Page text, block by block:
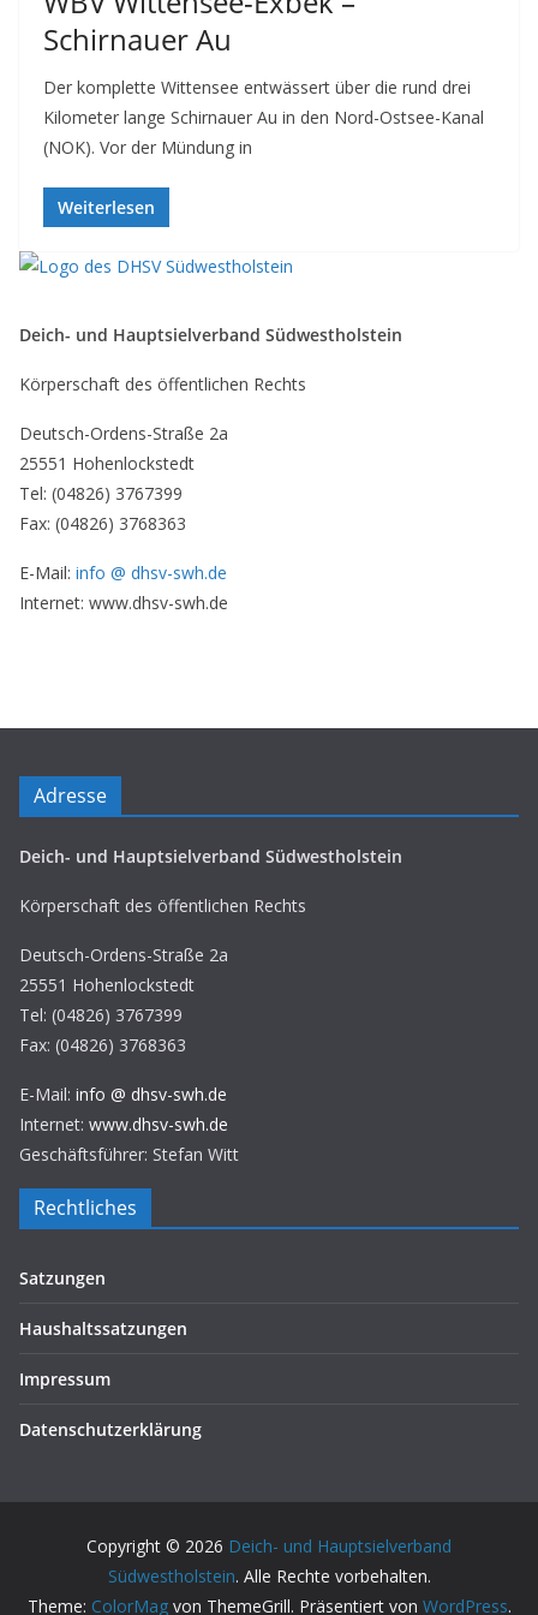
Schirnauer Au
Der komplette Wittensee entwässert über die rund drei
Kilometer lange Schirnauer Au in den Nord-Ostsee-Kanal
(NOK). Vor der Mündung in
Weiterlesen
Deich- und Hauptsielverband Südwestholstein
Körperschaft des öffentlichen Rechts
Deutsch-Ordens-Straße 2a
25551 Hohenlockstedt
Tel: (04826) 3767399
Fax: (04826) 3768363
E-Mail: info @ dhsv-swh.de
Internet: www.dhsv-swh.de
Adresse
Deich- und Hauptsielverband Südwestholstein
Körperschaft des öffentlichen Rechts
Deutsch-Ordens-Straße 2a
25551 Hohenlockstedt
Tel: (04826) 3767399
Fax: (04826) 3768363
E-Mail: info @ dhsv-swh.de
Internet: www.dhsv-swh.de
Geschäftsführer: Stefan Witt
Rechtliches
Satzungen
Haushaltssatzungen
Impressum
Datenschutzerklärung
Copyright © 2026 Deich- und Hauptsielverband
Südwestholstein. Alle Rechte vorbehalten.
Theme: ColorMagvon ThemeGrill. Präsentiert von WordPress.